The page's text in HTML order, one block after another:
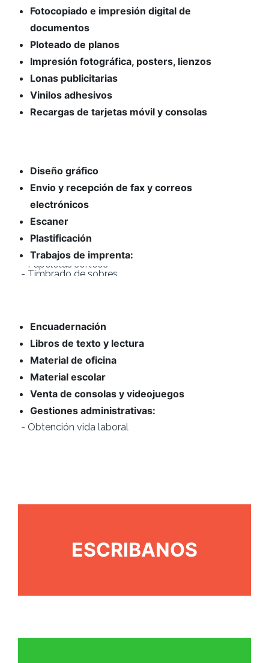
Fotocopiado e impresión digital de
documentos
Ploteado de planos
Impresión fotográfica, posters, lienzos
Lonas publicitarias
Vinilos adhesivos
Recargas de tarjetas móvil y consolas
Diseño gráfico
Envio y recepción de fax y correos
electrónicos
Escaner
Plastificación
Trabajos de imprenta:
- Timbrado de sobres
- Calendarios de pared, bolsillo y sobre mesa
- Invitaciones de boda
- Recordatorios de comunión
- Cartas para bares y comercios de comida
- Tarjetas de visita
- Etiquetas precios
- Entradas eventos
- Tickets consumición
Encuadernación
Libros de texto y lectura
Material de oficina
Material escolar
Venta de consolas y videojuegos
Gestiones administrativas:
- O |
ESCRIBANOS